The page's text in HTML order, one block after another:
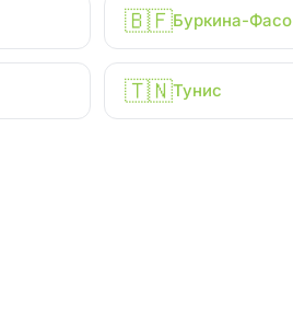
🇧🇫Буркина-Фасо
🇹🇳Тунис